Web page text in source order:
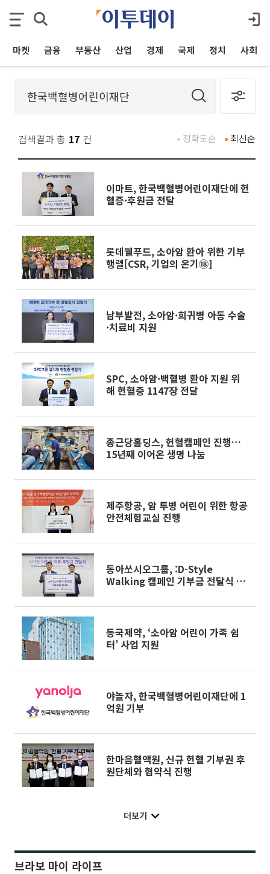
마켓 금융 부동산 산업 경제 국제 정치 사회
검색결과 총 17 건 최신순
정확도순
이마트, 한국백혈병어린이재단에 헌
혈증·후원금 전달
롯데웰푸드, 소아암 환아 위한 기부
행렬[CSR, 기업의 온기⑱]
남부발전, 소아암·희귀병 아동 수술
·치료비 지원
SPC, 소아암·백혈병 환아 지원 위
해 헌혈증 1147장 전달
종근당홀딩스, 헌혈캠페인 진행…
15년째 이어온 생명 나눔
제주항공, 암 투병 어린이 위한 항공
안전체험교실 진행
동아쏘시오그룹, :D-Style
Walking 캠페인 기부금 전달식 진
동국제약, ‘소아암 어린이 가족 쉼
터’ 사업 지원
야놀자, 한국백혈병어린이재단에 1
억원 기부
한마음혈액원, 신규 헌혈 기부권 후
원단체와 협약식 진행
더보기
브라보 마이 라이프